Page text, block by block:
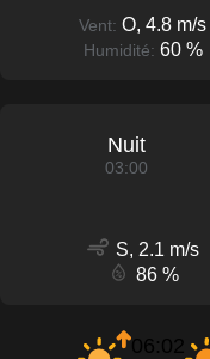
Vent: O, 4.8 m/s
Humidité: 60 %
Nuit
03:00
S, 2.1 m/s
86 %
06:02